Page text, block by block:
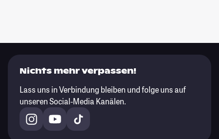
Nichts mehr verpassen!
Lass uns in Verbindung bleiben und folge uns auf
unseren Social-Media Kanälen.